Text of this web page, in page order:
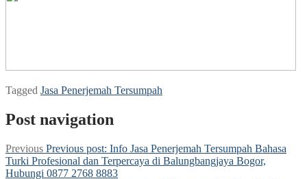
Tagged Jasa Penerjemah Tersumpah
Post navigation
Previous Previous post: Info Jasa Penerjemah Tersumpah Bahasa
Turki Profesional dan Terpercaya di Balungbangjaya Bogor,
Hubungi 0877 2768 8883